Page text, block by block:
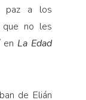
paz a los
que no les
en La Edad
de Elián